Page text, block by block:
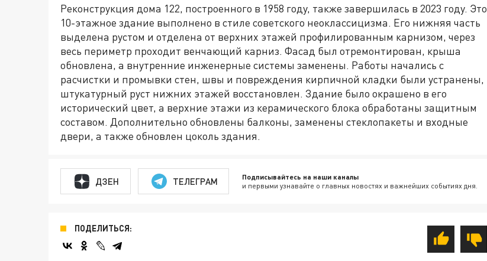
Реконструкция дома 122, построенного в 1958 году, также завершилась в 2023 году. Это
10-этажное здание выполнено в стиле советского неоклассицизма. Его нижняя часть
выделена рустом и отделена от верхних этажей профилированным карнизом, через
весь периметр проходит венчающий карниз. Фасад был отремонтирован, крыша
обновлена, а внутренние инженерные системы заменены. Работы начались с
расчистки и промывки стен, швы и повреждения кирпичной кладки были устранены,
штукатурный руст нижних этажей восстановлен. Здание было окрашено в его
исторический цвет, а верхние этажи из керамического блока обработаны защитным
составом. Дополнительно обновлены балконы, заменены стеклопакеты и входные
двери, а также обновлен цоколь здания.
ДЗЕН ТЕЛЕГРАМ Подписывайтесь на наши каналы
и первыми узнавайте о главных новостях и важнейших событиях дня.
ПОДЕЛИТЬСЯ: